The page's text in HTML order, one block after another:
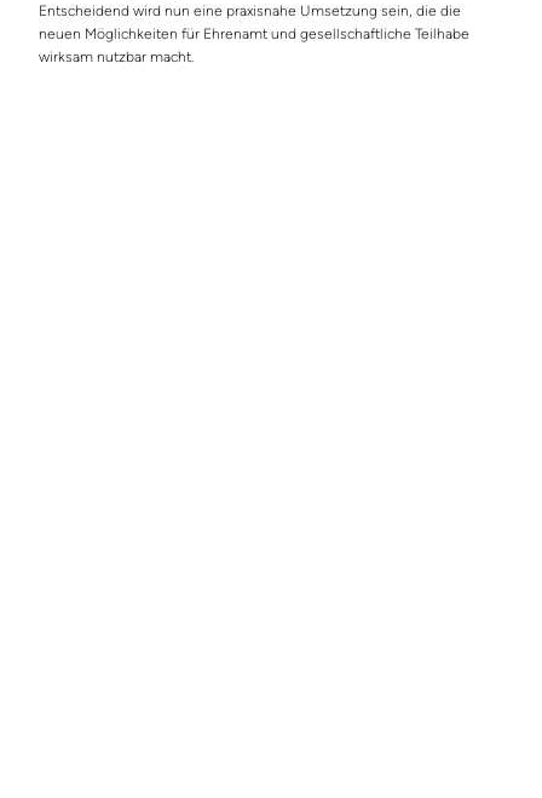
Entscheidend wird nun eine praxisnahe Umsetzung sein, die die
neuen Möglichkeiten für Ehrenamt und gesellschaftliche Teilhabe
wirksam nutzbar macht.